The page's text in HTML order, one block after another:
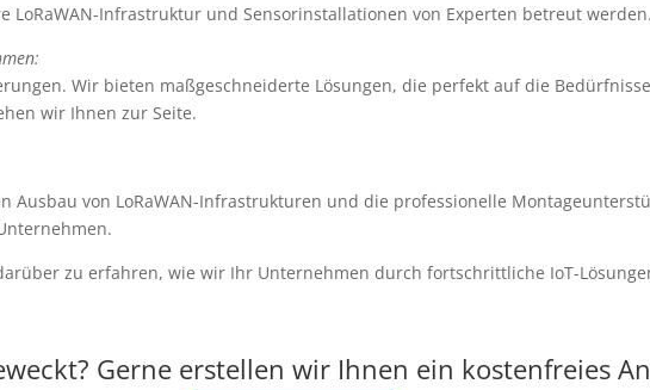
LoRaWAN-Infrastruktur und Sensorinstallationen von Experten betreut werden.
Wir bieten maßgeschneiderte Lösungen, die perfekt auf die
wir Ihnen zur Seite.
Ausbau von LoRaWAN-Infrastrukturen und die professionelle
zu erfahren, wie wir Ihr Unternehmen durch fortschrittliche IoT-
Gerne erstellen wir Ihnen ein kostenfreies